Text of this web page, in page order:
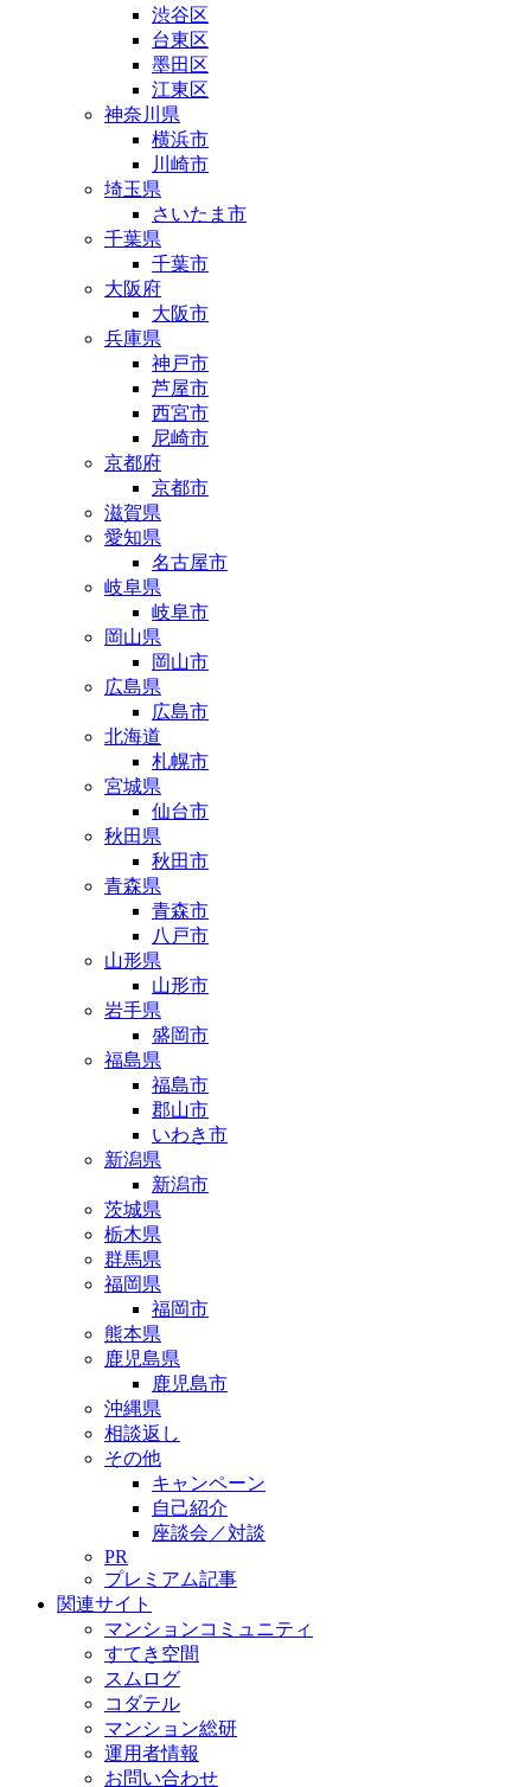
渋谷区
台東区
墨田区
江東区
神奈川県
横浜市
川崎市
埼玉県
さいたま市
千葉県
千葉市
大阪府
大阪市
兵庫県
神戸市
芦屋市
西宮市
尼崎市
京都府
京都市
滋賀県
愛知県
名古屋市
岐阜県
岐阜市
岡山県
岡山市
広島県
広島市
北海道
札幌市
宮城県
仙台市
秋田県
秋田市
青森県
青森市
八戸市
山形県
山形市
岩手県
盛岡市
福島県
福島市
郡山市
いわき市
新潟県
新潟市
茨城県
栃木県
群馬県
福岡県
福岡市
熊本県
鹿児島県
鹿児島市
沖縄県
相談返し
その他
キャンペーン
自己紹介
座談会／対談
PR
プレミアム記事
関連サイト
マンションコミュニティ
すてき空間
スムログ
コダテル
マンション総研
運用者情報
お問い合わせ